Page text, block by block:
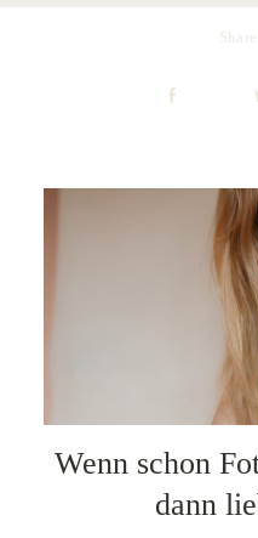
Wenn schon
dann